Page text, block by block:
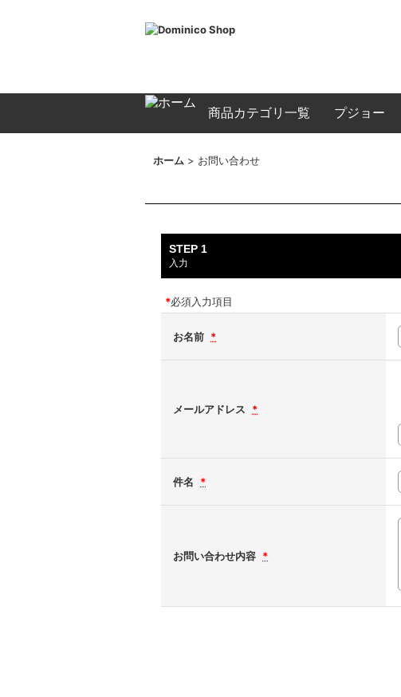
商品カテゴリ一覧 プジョー
カレンダー 店長日記
ホーム > お問い合わせ
STEP 1
入力
*必須入力項目
お名前 *
メールアドレス *
件名 *
お問い合わせ内容 *